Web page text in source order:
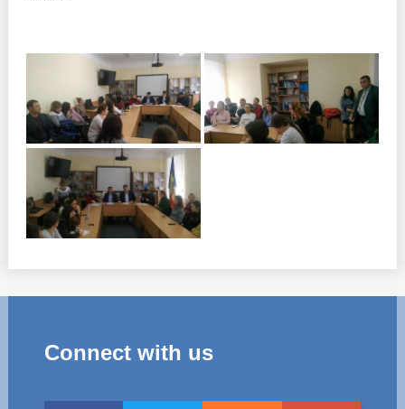
Connect with us